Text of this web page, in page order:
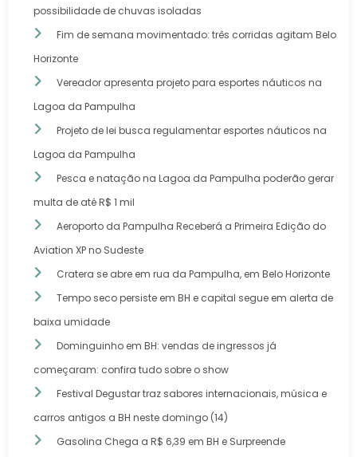
possibilidade de chuvas isoladas
Fim de semana movimentado: três corridas agitam Belo
Horizonte
Vereador apresenta projeto para esportes náuticos na
Lagoa da Pampulha
Projeto de lei busca regulamentar esportes náuticos na
Lagoa da Pampulha
Pesca e natação na Lagoa da Pampulha poderão gerar
multa de até R$ 1 mil
Aeroporto da Pampulha Receberá a Primeira Edição do
Aviation XP no Sudeste
Cratera se abre em rua da Pampulha, em Belo Horizonte
Tempo seco persiste em BH e capital segue em alerta de
baixa umidade
Dominguinho em BH: vendas de ingressos já
começaram: confira tudo sobre o show
Festival Degustar traz sabores internacionais, música e
carros antigos a BH neste domingo (14)
Gasolina Chega a R$ 6,39 em BH e Surpreende